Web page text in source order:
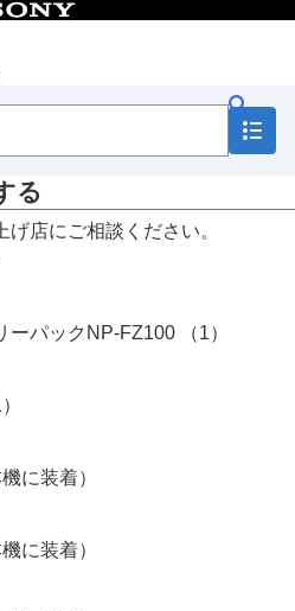
る
店にご相談ください。
パックNP-FZ100 （1）
に装着）
に装着）